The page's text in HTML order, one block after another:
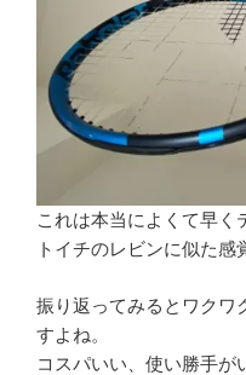
これは本当によくて早く
トイチのレビンに似た感
振り返ってみるとワクワ
すよね。
コスパいい、使い勝手が